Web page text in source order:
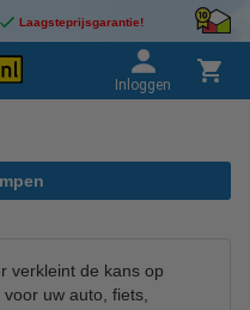
Laagsteprijsgarantie!
Inloggen
verkleint de kans op
uw auto, fiets,